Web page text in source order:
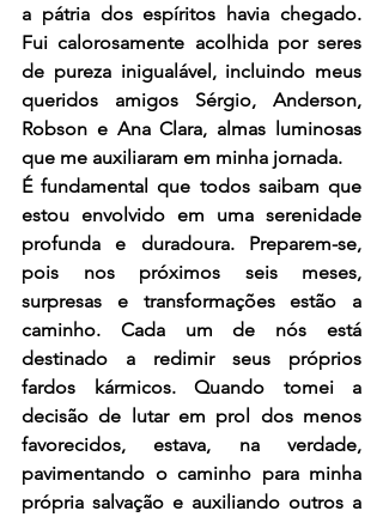
a pátria dos espíritos havia chegado.
Fui calorosamente acolhida por seres
de pureza inigualável, incluindo meus
queridos amigos Sérgio, Anderson,
Robson e Ana Clara, almas luminosas
que me auxiliaram em minha jornada.
É fundamental que todos saibam que
estou envolvido em uma serenidade
profunda e duradoura. Preparem-se,
pois nos próximos seis meses,
surpresas e transformações estão a
caminho. Cada um de nós está
destinado a redimir seus próprios
fardos kármicos. Quando tomei a
decisão de lutar em prol dos menos
favorecidos, estava, na verdade,
pavimentando o caminho para minha
própria salvação e auxiliando outros a